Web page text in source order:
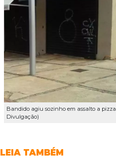
Bandido agiu sozinho em assalto a
Divulgação)
LEIA TAMBÉM